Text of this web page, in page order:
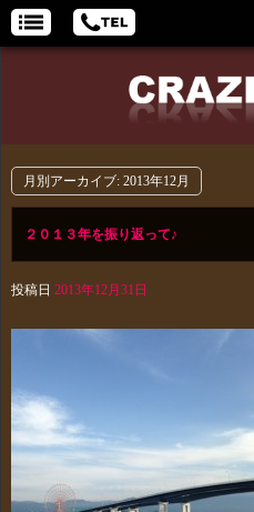
月別アーカイブ: 2013年12月
２０１３年を振り返って♪
投稿日 2013年12月31日